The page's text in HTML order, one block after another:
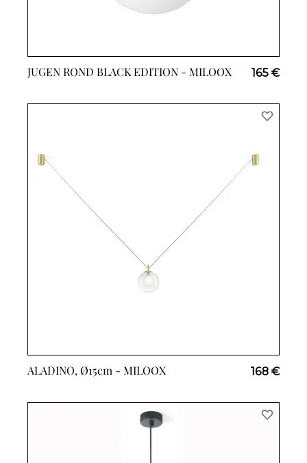
JUGEN ROND BLACK EDITION - MILOOX 165 €
ALADINO, Ø15cm - MILOOX 168 €